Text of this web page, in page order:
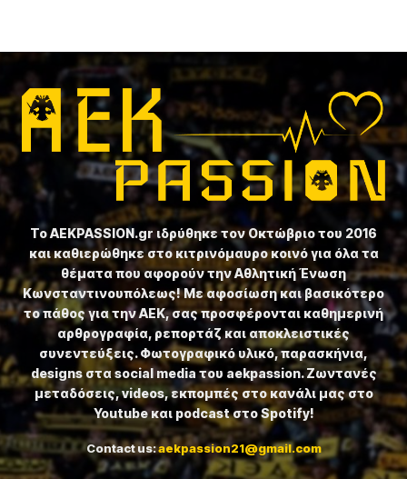
Το ⁦AEKPASSION.gr⁩ ιδρύθηκε τον Οκτώβριο του 2016
και καθιερώθηκε στο κιτρινόμαυρο κοινό για όλα τα
θέματα που αφορούν την Αθλητική Ένωση
Κωνσταντινουπόλεως! Με αφοσίωση και βασικότερο
το πάθος για την ΑΕΚ, σας προσφέρονται καθημερινή
αρθρογραφία, ρεπορτάζ και αποκλειστικές
συνεντεύξεις. Φωτογραφικό υλικό, παρασκήνια,
designs στα social media του aekpassion. Ζωντανές
μεταδόσεις, videos, εκπομπές στο κανάλι μας στο
Youtube και podcast στο Spotify!
Contact us:aekpassion21@gmail.com